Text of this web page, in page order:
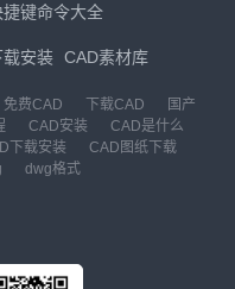
捷键命令大全
载安装 CAD素材库
免费CAD 下载CAD
国产
CAD安装
CAD是什么
下载安装
CAD图纸下载
dwg格式